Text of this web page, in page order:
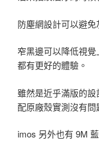
防塵網設計可以避
窄黑邊可以降低視
都有更好的體驗。
雖然是近乎滿版的
配原廠殼實測沒有問
imos 另外也有 9M